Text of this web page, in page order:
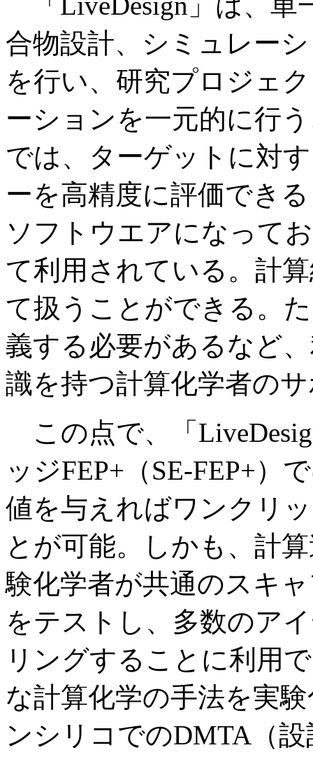
合物設計、シミュレー
を行い、研究プロジェ
ーションを一元的に行
では、ターゲットに対
ーを高精度に評価でき
ソフトウエアになって
て利用されている。計
て扱うことができる。
義する必要があるなど
識を持つ計算化学者の
この点で、「
ッジFEP+（SE-FEP+）
値を与えればワンクリ
とが可能。しかも、計
験化学者が共通のスキ
をテストし、多数のア
リングすることに利用
な計算化学の手法を実
ンシリコでのDMTA（